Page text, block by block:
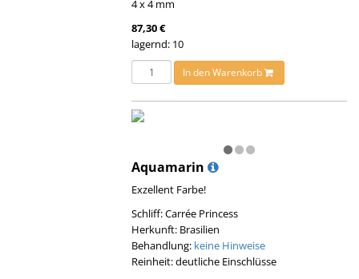
4 x 4 mm
87,30 €
lagernd: 10
In den Warenkorb
Aquamarin
Exzellent Farbe!
Schliff: Carrée Princess
Herkunft: Brasilien
Behandlung: keine Hinweise
Reinheit: deutliche Einschlüsse